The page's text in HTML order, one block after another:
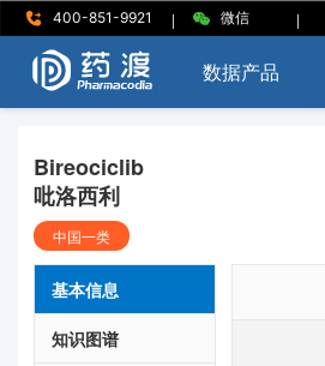
400-851-9921 | 微信 |
数据产品
Bireociclib
吡洛西利
中国一类
基本信息
知识图谱